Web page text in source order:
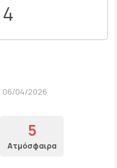
4
06/04/2026
5
Ατμόσφαιρα